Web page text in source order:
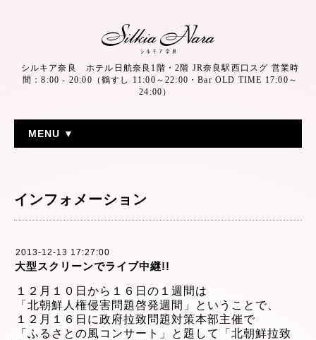
シルキア奈良 ホテル日航奈良1階・2階 JR奈良駅西口スグ 営業時
間：8:00 - 20:00（鶴すし 11:00～22:00・Bar OLD TIME 17:00～
24:00）
MENU ▼
インフォメーション
2013-12-13 17:27:00
大型スクリーンでライブ中継!!
１２月１０日から１６日の１週間は
「北朝鮮人権侵害問題啓発週間」ということで、
１２月１６日に政府拉致問題対策本部主催で
「ふるさとの風コンサート」と題して「北朝鮮拉致